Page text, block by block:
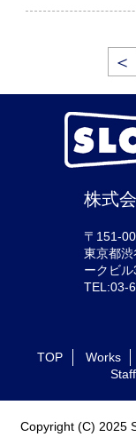
＜
株式
〒151-
東京都
ークビル
TEL:03-
TOP Works
Staff
Copyright (C) 2025